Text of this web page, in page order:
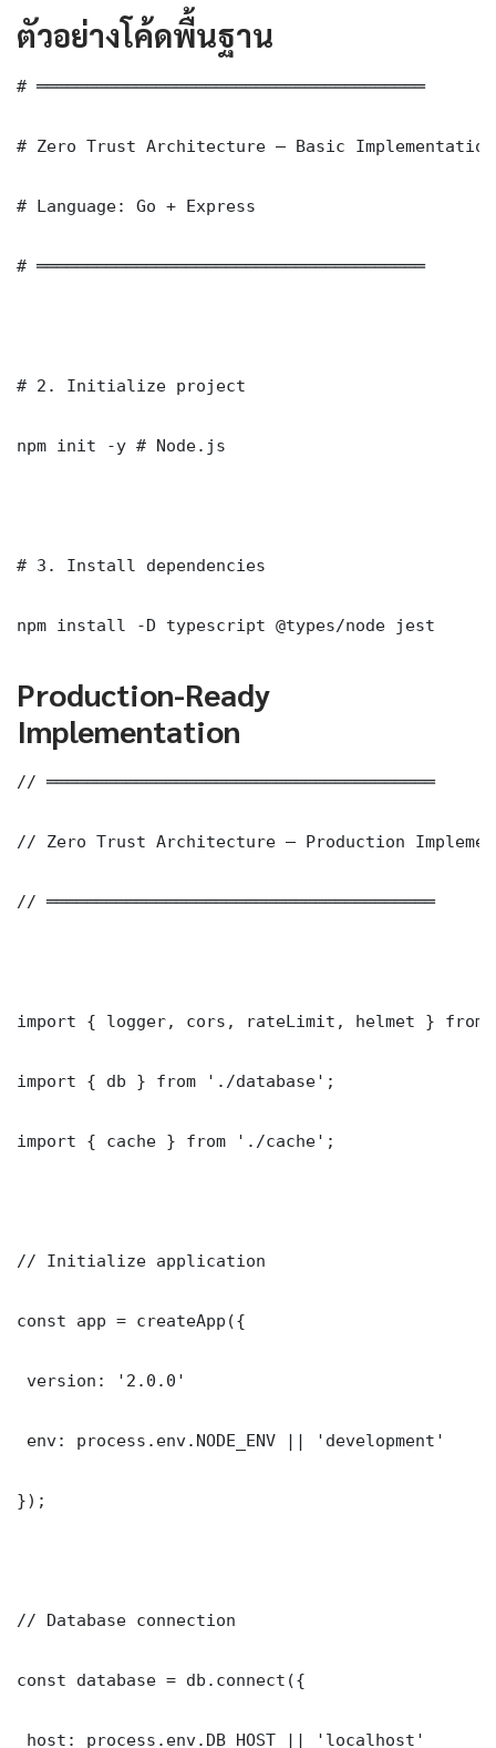
ตัวอย่างโค้ดพื้นฐาน
# ═══════════════════════════════════════
# Zero Trust Architecture — Basic Implementation
# Language: Go + Express
# ═══════════════════════════════════════
# 2. Initialize project
npm init -y # Node.js
# 3. Install dependencies
npm install -D typescript @types/node jest
Production-Ready
Implementation
// ═══════════════════════════════════════
// Zero Trust Architecture — Production
// ═══════════════════════════════════════
import { logger, cors, rateLimit, helmet } from
import { db } from './database';
import { cache } from './cache';
// Initialize application
const app = createApp({
version: '2.0.0'
env: process.env.NODE_ENV || 'development'
});
// Database connection
const database = db.connect({
host: process.env.DB_HOST || 'localhost'